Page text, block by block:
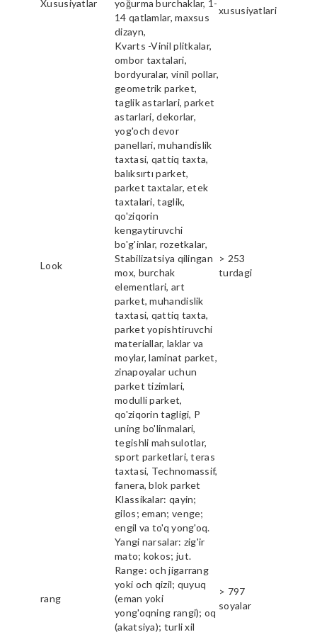
Xususiyatlar
yoğurma burchaklar, 1-
14 qatlamlar, maxsus
dizayn,
xususiyatlari
Look
Kvarts -Vinil plitkalar,
ombor taxtalari,
bordyuralar, vinil pollar,
geometrik parket,
taglik astarlari, parket
astarlari, dekorlar,
yog'och devor
panellari, muhandislik
taxtasi, qattiq taxta,
balıksırtı parket,
parket taxtalar, etek
taxtalari, taglik,
qo'ziqorin
kengaytiruvchi
bo'g'inlar, rozetkalar,
Stabilizatsiya qilingan
mox, burchak
elementlari, art
parket, muhandislik
taxtasi, qattiq taxta,
parket yopishtiruvchi
materiallar, laklar va
moylar, laminat parket,
zinapoyalar uchun
parket tizimlari,
modulli parket,
qo'ziqorin tagligi, P
uning bo'linmalari,
tegishli mahsulotlar,
sport parketlari, teras
taxtasi, Technomassif,
fanera, blok parket
> 253
turdagi
rang
Klassikalar: qayin;
gilos; eman; venge;
engil va to'q yong'oq.
Yangi narsalar: zig'ir
mato; kokos; jut.
Range: och jigarrang
yoki och qizil; quyuq
(eman yoki
yong'oqning rangi); oq
(akatsiya); turli xil
> 797
soyalar